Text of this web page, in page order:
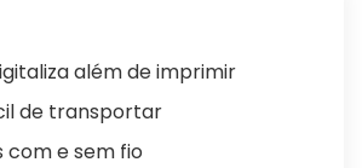
além de imprimir
de transportar
com e sem fio